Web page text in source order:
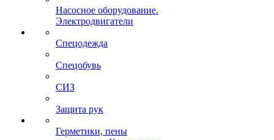
Насосное оборудование.
Электродвигатели
Спецодежда
Спецобувь
СИЗ
Защита рук
Герметики, пены